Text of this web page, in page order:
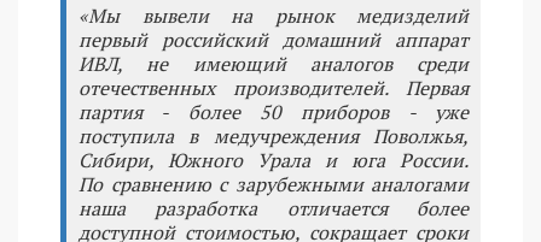
«Мы вывели на рынок медизделий
первый российский домашний аппарат
ИВЛ, не имеющий аналогов среди
отечественных производителей. Первая
партия - более 50 приборов - уже
поступила в медучреждения Поволжья,
Сибири, Южного Урала и юга России.
По сравнению с зарубежными аналогами
наша разработка отличается более
доступной стоимостью, сокращает сроки